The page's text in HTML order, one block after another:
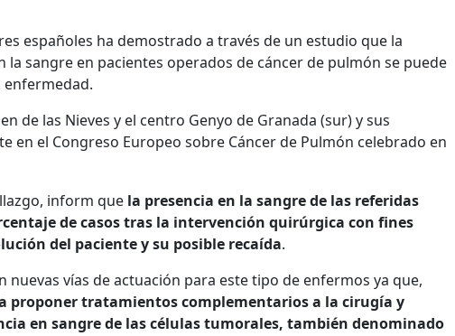
españoles ha demostrado a través de un estudio que la
sangre en pacientes operados de cáncer de pulmón se puede
enfermedad.
de las Nieves y el centro Genyo de Granada (sur) y sus
el Congreso Europeo sobre Cáncer de Pulmón celebrado en
inform que la presencia en la sangre de las referidas
de casos tras la intervención quirúrgica con fines
del paciente y su posible recaída.
vías de actuación para este tipo de enfermos ya que,
proponer tratamientos complementarios a la cirugía y
en sangre de las células tumorales, también denominado